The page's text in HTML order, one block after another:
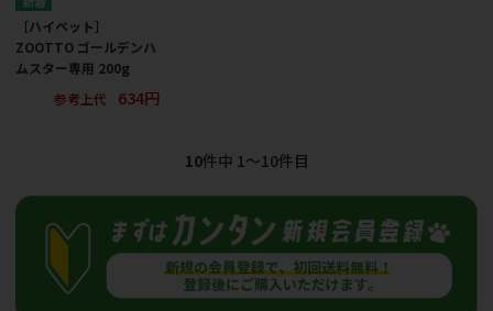
［ハイペット］
ZOOTTO ゴールデンハ
ムスター専用 200g
参考上代
634円
10件中 1〜10件目